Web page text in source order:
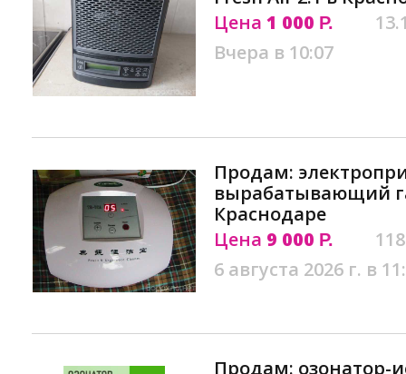
Цена 1 000 Р.
Вчера в 10:07
Продам:
вырабатывающий
Краснодаре
Цена 9 000 Р.
6 августа 2026 г. в
Продам: озонатор-